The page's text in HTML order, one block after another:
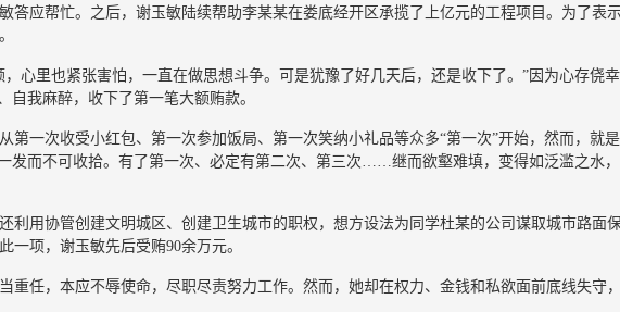
答应帮忙。之后，谢玉敏陆续帮助李某某在娄底经开区承揽了上亿元的工程项目。为了表
心里也紧张害怕，一直在做思想斗争。可是犹豫了好几天后，还是收下了。”因为心存侥幸
自我麻醉，收下了第一笔大额贿款。
第一次收受小红包、第一次参加饭局、第一次笑纳小礼品等众多“第一次”开始，然而，就
发而不可收拾。有了第一次、必定有第二次、第三次……继而欲壑难填，变得如泛滥之水
利用协管创建文明城区、创建卫生城市的职权，想方设法为同学杜某的公司谋取城市路面
一项，谢玉敏先后受贿90余万元。
重任，本应不辱使命，尽职尽责努力工作。然而，她却在权力、金钱和私欲面前底线失守